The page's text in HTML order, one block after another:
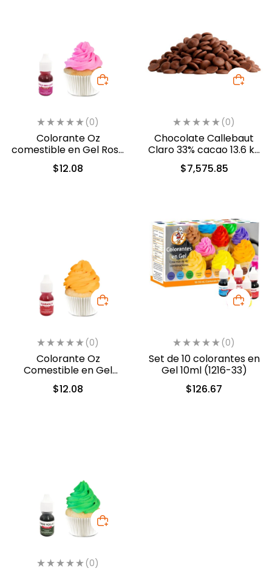
(0)
Colorante Oz
comestible en Gel Rosa
10ml (549)
$12.08
(0)
Chocolate Callebaut
Claro 33% cacao 13.6 kg
(40-8210)
$7,575.85
(0)
Colorante Oz
Comestible en Gel
Naranja 10ml (557)
$12.08
(0)
Set de 10 colorantes en
Gel 10ml (1216-33)
$126.67
(0)